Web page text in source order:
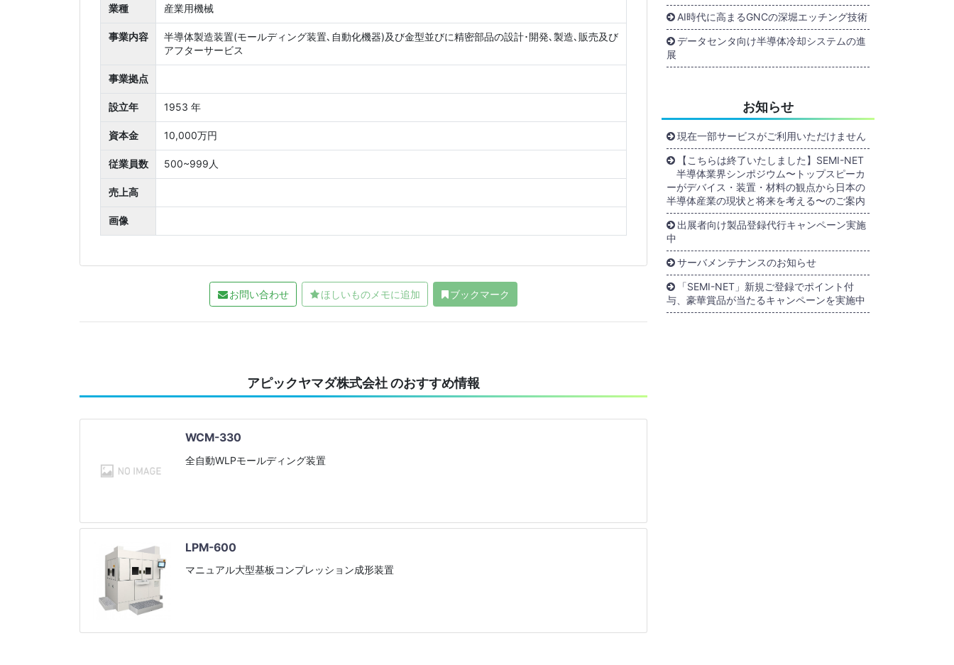
業種 産業用機械
事業内容
半導体製造装置(モールディング装置､自動化機器)及び金型並びに精密部品の設計･開発､製造､販売及び
アフターサービス
事業拠点
設立年 1953 年
資本金 10,000万円
従業員数 500~999人
売上高
画像
お問い合わせ ほしいものメモに追加 ブックマーク
アピックヤマダ株式会社 のおすすめ情報
WCM-330
全自動WLPモールディング装置
LPM-600
マニュアル大型基板コンプレッション成形装置
AI時代に高まるGNCの深堀エッチング技術
データセンタ向け半導体冷却システムの進
展
お知らせ
現在一部サービスがご利用いただけません
【こちらは終了いたしました】SEMI-NET
半導体業界シンポジウム〜トップスピーカ
ーがデバイス・装置・材料の観点から日本の
半導体産業の現状と将来を考える〜のご案内
出展者向け製品登録代行キャンペーン実施
中
サーバメンテナンスのお知らせ
「SEMI-NET」新規ご登録でポイント付
与、豪華賞品が当たるキャンペーンを実施中